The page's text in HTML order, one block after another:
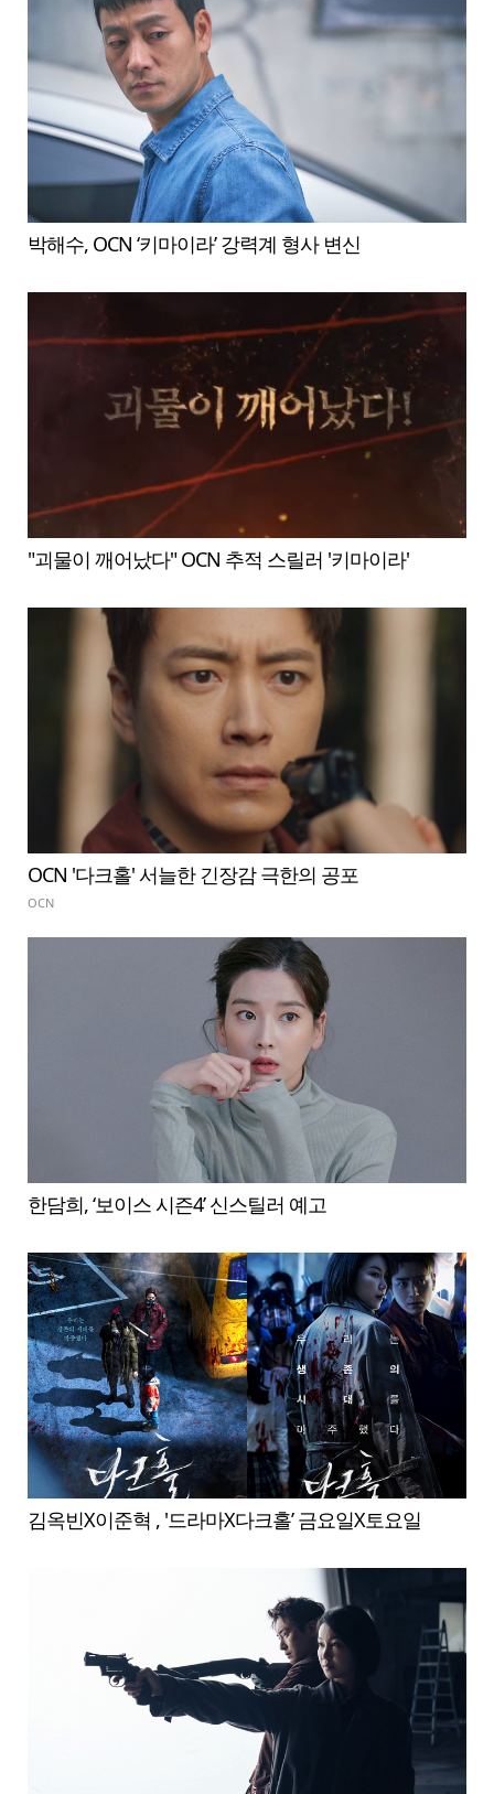
박해수, OCN ‘키마이라’ 강력계 형사 변신
"괴물이 깨어났다" OCN 추적 스릴러 '키마이라'
OCN '다크홀' 서늘한 긴장감 극한의 공포
OCN
한담희, ‘보이스 시즌4’ 신스틸러 예고
김옥빈X이준혁 , '드라마X다크홀’ 금요일X토요일